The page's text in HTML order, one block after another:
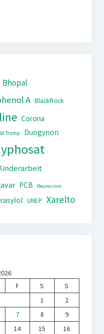
Bhopal
A BlackRock
Corona
Trump
Duogynon
PCB Repression
UNEP Xarelto
F S
S
1
2
7 8
9
14 15
16